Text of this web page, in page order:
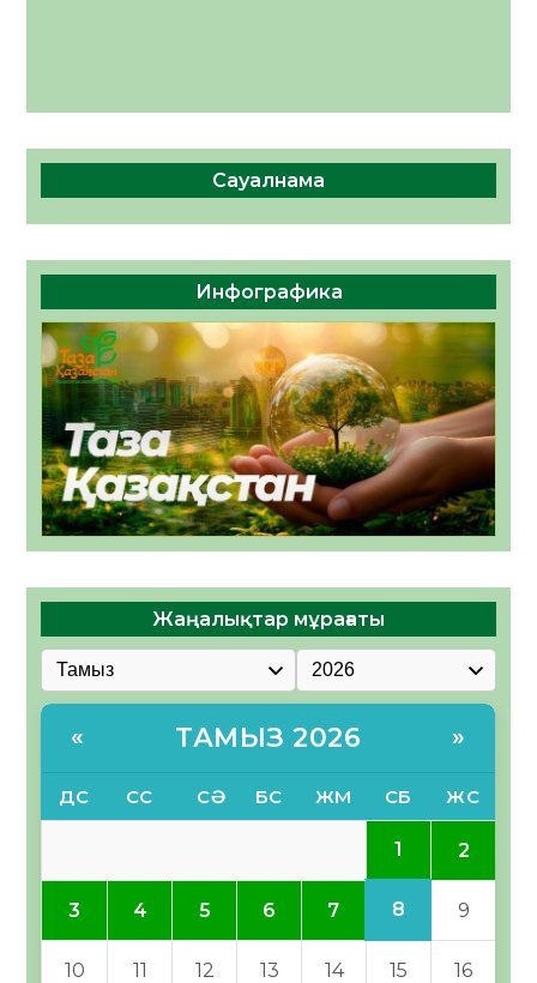
Сауалнама
Инфографика
Жаңалықтар мұрағаты
« ТАМЫЗ 2026 »
ДС СС СӘ БС ЖМ СБ ЖС
1 2
3 4 5 6 7 8 9
10 11 12 13 14 15 16